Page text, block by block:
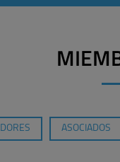
ASOCIADOS